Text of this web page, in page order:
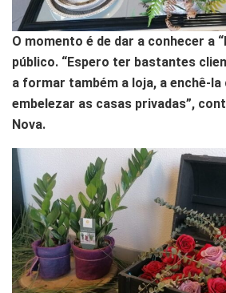
O momento é de dar a conhecer a
público. “Espero ter bastantes
a formar também a loja, a enchê-la
embelezar as casas privadas”,
Nova.